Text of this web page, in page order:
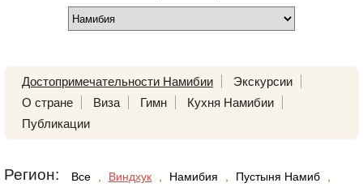
Достопримечательности Намибии
Экскурсии
О стране
Виза Гимн
Кухня Намибии
Публикации
Регион: Все Виндхук Намибия Пустыня Намиб